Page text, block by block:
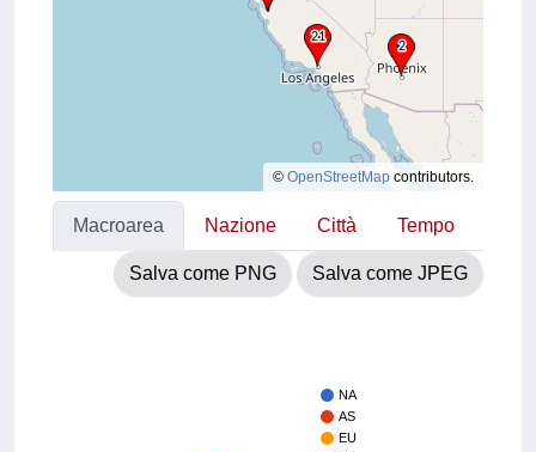
© OpenStreetMap contributors.
Macroarea Nazione Città Tempo
Salva come PNG Salva come JPEG
NA
AS
EU